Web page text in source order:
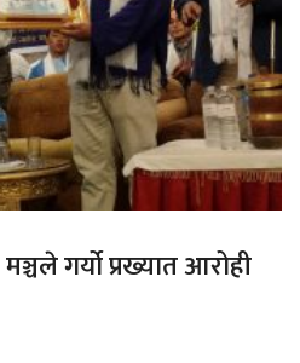
गर्यो प्रख्यात आरोही